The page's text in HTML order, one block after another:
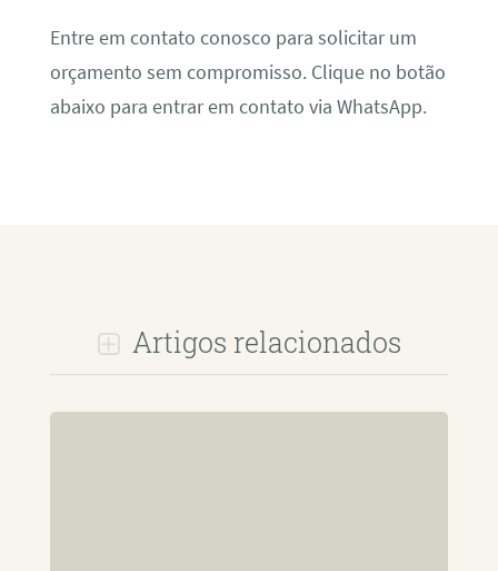
Entre em contato conosco para solicitar um
orçamento sem compromisso. Clique no botão
abaixo para entrar em contato via WhatsApp.
Artigos relacionados